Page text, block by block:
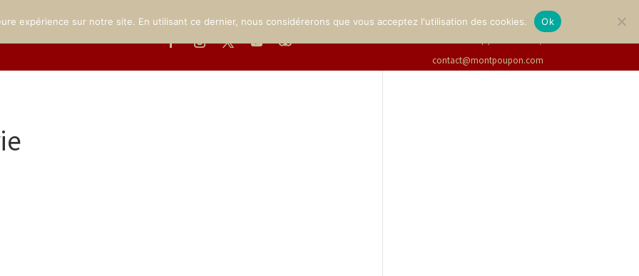
LE PARC INFOS PRATIQUES ÉVÉNEMENTS GALERIE BILLETTERIE Français
+33(0)2 47 94 21 15/
contact@montpoupon.com
expérience sur notre site. En utilisant ce dernier, nous considérerons que vous acceptez l'utilisation des cookies. Ok